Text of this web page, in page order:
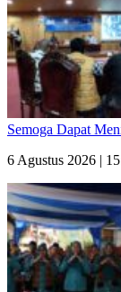
Semoga Dapat
6 Agustus 2026 |